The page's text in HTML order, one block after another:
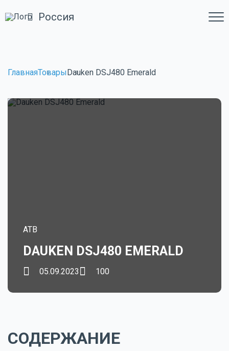
Россия
ГлавнаяТоварыDauken DSJ480 Emerald
ATB
DAUKEN DSJ480 EMERALD
05.09.2023 100
СОДЕРЖАНИЕ